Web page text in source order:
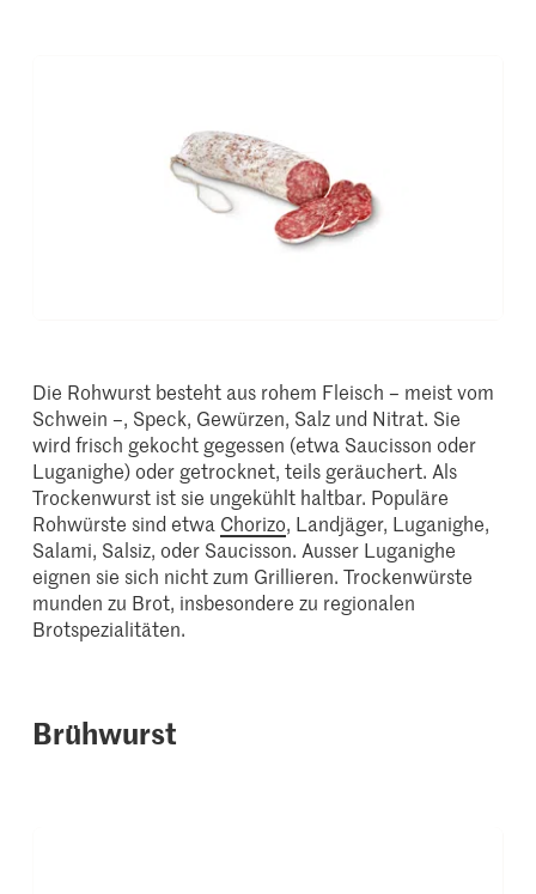
Die Rohwurst besteht aus rohem Fleisch – meist vom
Schwein –, Speck, Gewürzen, Salz und Nitrat. Sie
wird frisch gekocht gegessen (etwa Saucisson oder
Luganighe) oder getrocknet, teils geräuchert. Als
Trockenwurst ist sie ungekühlt haltbar. Populäre
Rohwürste sind etwa Chorizo, Landjäger, Luganighe,
Salami, Salsiz, oder Saucisson. Ausser Luganighe
eignen sie sich nicht zum Grillieren. Trockenwürste
munden zu Brot, insbesondere zu regionalen
Brotspezialitäten.
Brühwurst